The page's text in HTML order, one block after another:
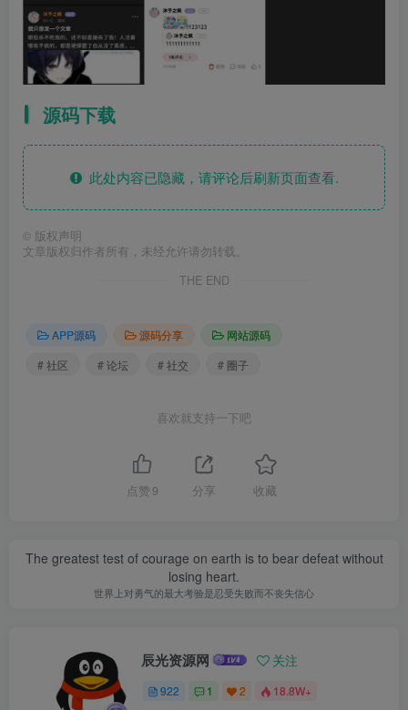
源码下载
此处内容已隐藏，请评论后刷新页面查看.
© 版权声明
文章版权归作者所有，未经允许请勿转载。
THE END
APP源码 源码分享
网站源码
# 社区
# 论坛 # 社交 # 圈子
喜欢就支持一下吧
点赞 9 分享 收藏
The greatest test of courage on earth is to bear defeat without
losing heart.
世界上对勇气的最大考验是忍受失败而不丧失信心
辰光资源网 关注
922 1 2 18.8W+